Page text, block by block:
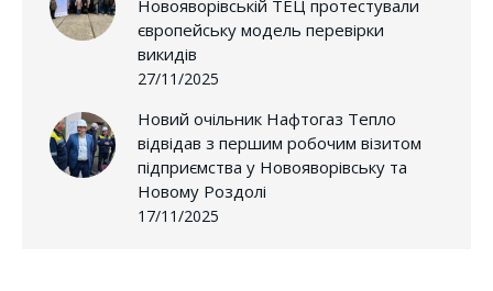
Новояворівській ТЕЦ протестували
європейську модель перевірки
викидів
27/11/2025
Новий очільник Нафтогаз Тепло
відвідав з першим робочим візитом
підприємства у Новояворівську та
Новому Роздолі
17/11/2025